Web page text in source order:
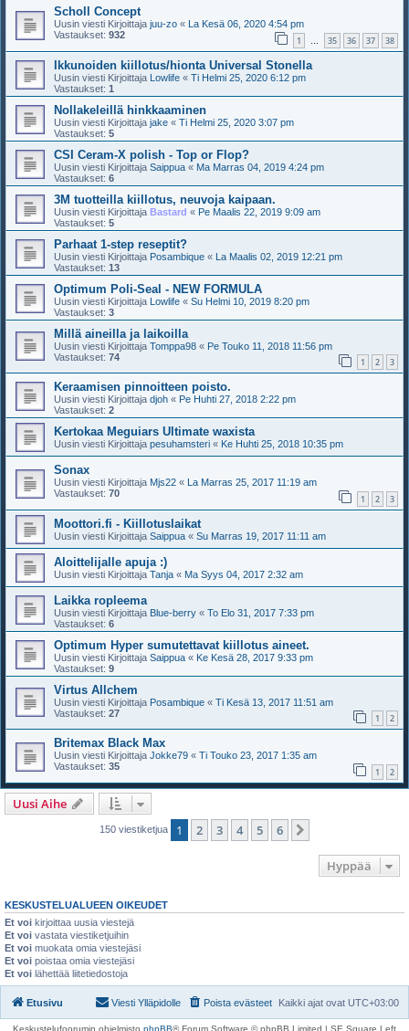
Scholl Concept
Uusin viesti Kirjoittaja juu-zo « La Kesä 06, 2020 4:54 pm
Vastaukset: 932 1 … 35 36 37 38
Ikkunoiden kiillotus/hionta Universal Stonella
Uusin viesti Kirjoittaja Lowlife « Ti Helmi 25, 2020 6:12 pm
Vastaukset: 1
Nollakeleillä hinkkaaminen
Uusin viesti Kirjoittaja jake « Ti Helmi 25, 2020 3:07 pm
Vastaukset: 5
CSI Ceram-X polish - Top or Flop?
Uusin viesti Kirjoittaja Saippua « Ma Marras 04, 2019 4:24 pm
Vastaukset: 6
3M tuotteilla kiillotus, neuvoja kaipaan.
Uusin viesti Kirjoittaja Bastard « Pe Maalis 22, 2019 9:09 am
Vastaukset: 5
Parhaat 1-step reseptit?
Uusin viesti Kirjoittaja Posambique « La Maalis 02, 2019 12:21 pm
Vastaukset: 13
Optimum Poli-Seal - NEW FORMULA
Uusin viesti Kirjoittaja Lowlife « Su Helmi 10, 2019 8:20 pm
Vastaukset: 3
Millä aineilla ja laikoilla
Uusin viesti Kirjoittaja Tomppa98 « Pe Touko 11, 2018 11:56 pm
Vastaukset: 74 1 2 3
Keraamisen pinnoitteen poisto.
Uusin viesti Kirjoittaja djoh « Pe Huhti 27, 2018 2:22 pm
Vastaukset: 2
Kertokaa Meguiars Ultimate waxista
Uusin viesti Kirjoittaja pesuhamsteri « Ke Huhti 25, 2018 10:35 pm
Sonax
Uusin viesti Kirjoittaja Mjs22 «
La Marras 25, 2017 11:19 am
Vastaukset: 70 1 2 3
Moottori.fi - Kiillotuslaikat
Uusin viesti Kirjoittaja Saippua « Su Marras 19, 2017 11:11 am
Aloittelijalle apuja :)
Uusin viesti Kirjoittaja Tanja « Ma Syys 04, 2017 2:32 am
Laikka ropleema
Uusin viesti Kirjoittaja Blue-berry « To Elo 31, 2017 7:33 pm
Vastaukset: 6
Optimum Hyper sumutettavat kiillotus aineet.
Uusin viesti Kirjoittaja Saippua « Ke Kesä 28, 2017 9:33 pm
Vastaukset: 9
Virtus Allchem
Uusin viesti Kirjoittaja Posambique « Ti Kesä 13, 2017 11:51 am
Vastaukset: 27 1 2
Britemax Black Max
Uusin viesti Kirjoittaja Jokke79 « Ti Touko 23, 2017 1:35 am
Vastaukset: 35 1 2
Uusi Aihe
150 viestiketjua 1 2 3 4 5 6
Hyppää
KESKUSTELUALUEEN OIKEUDET
Et voi kirjoittaa uusia viestejä
Et voi vastata viestiketjuihin
Et voi muokata omia viestejäsi
Et voi poistaa omia viestejäsi
Et voi lähettää liitetiedostoja
Etusivu Kaikki ajat ovat UTC+03:00
Poista evästeet
Viesti Ylläpidolle
Keskustelufoorumin ohjelmisto phpBB® Forum Software © phpBB Limited | SE Square Left